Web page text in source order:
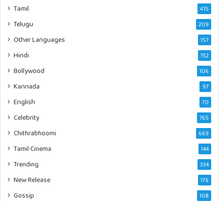
Tamil 415
Telugu 209
Other Languages 157
Hindi 152
Bollywood 106
Kannada 97
English 70
Celebrity 765
Chithrabhoomi 669
Tamil Cinema 144
Trending 334
New Release 176
Gossip 108